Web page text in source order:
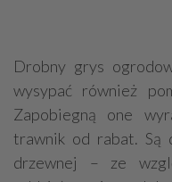
Drobny grys
wysypać również
Zapobiegną one
trawnik od rabat. Są
drzewnej – ze